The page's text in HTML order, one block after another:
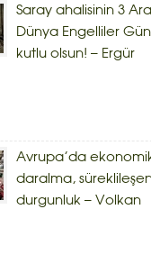
Saray ahalisinin 3
Dünya Engelliler
kutlu olsun! – Ergür
Avrupa’da
daralma,
durgunluk – Volkan